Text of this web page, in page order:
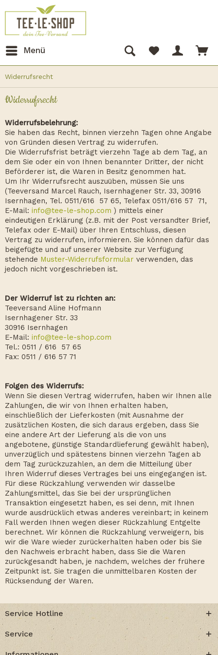
Menü
Widerrufsrecht
Widerrufsrecht
Widerrufsbelehrung:
Sie haben das Recht, binnen vierzehn Tagen ohne Angabe
von Gründen diesen Vertrag zu widerrufen.
Die Widerrufsfrist beträgt vierzehn Tage ab dem Tag, an
dem Sie oder ein von Ihnen benannter Dritter, der nicht
Beförderer ist, die Waren in Besitz genommen hat.
Um Ihr Widerrufsrecht auszuüben, müssen Sie uns
(Teeversand Marcel Rauch, Isernhagener Str. 33, 30916
Isernhagen, Tel. 0511/616 57 65, Telefax 0511/616 57 71,
E-Mail: info@tee-le-shop.com ) mittels einer
eindeutigen Erklärung (z.B. mit der Post versandter Brief,
Telefax oder E-Mail) über Ihren Entschluss, diesen
Vertrag zu widerrufen, informieren. Sie können dafür das
beigefügte und auf unserer Website zur Verfügung
stehende Muster-Widerrufsformular verwenden, das
jedoch nicht vorgeschrieben ist.
Der Widerruf ist zu richten an:
Teeversand Aline Hofmann
Isernhagener Str. 33
30916 Isernhagen
E-Mail: info@tee-le-shop.com
Tel.: 0511 / 616 57 65
Fax: 0511 / 616 57 71
Folgen des Widerrufs:
Wenn Sie diesen Vertrag widerrufen, haben wir Ihnen alle
Zahlungen, die wir von Ihnen erhalten haben,
einschließlich der Lieferkosten (mit Ausnahme der
zusätzlichen Kosten, die sich daraus ergeben, dass Sie
eine andere Art der Lieferung als die von uns
angebotene, günstige Standardlieferung gewählt haben),
unverzüglich und spätestens binnen vierzehn Tagen ab
dem Tag zurückzuzahlen, an dem die Mitteilung über
Ihren Widerruf dieses Vertrages bei uns eingegangen ist.
Für diese Rückzahlung verwenden wir dasselbe
Zahlungsmittel, das Sie bei der ursprünglichen
Transaktion eingesetzt haben, es sei denn, mit Ihnen
wurde ausdrücklich etwas anderes vereinbart; in keinem
Fall werden Ihnen wegen dieser Rückzahlung Entgelte
berechnet. Wir können die Rückzahlung verweigern, bis
wir die Ware wieder zurückerhalten haben oder bis Sie
den Nachweis erbracht haben, dass Sie die Waren
zurückgesandt haben, je nachdem, welches der frühere
Zeitpunkt ist. Sie tragen die unmittelbaren Kosten der
Rücksendung der Waren.
Service Hotline
Service